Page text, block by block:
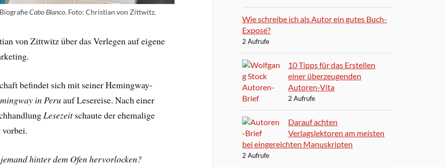
Cabo Blanco. Foto: Christian von Zittwitz.
von Zittwitz über das Verlegen auf eigene
befindet sich mit seiner Hemingway-
in Peruauf Lesereise. Nach einer
Lesezeitschaute der ehemalige
hinter dem Ofen hervorlocken?
Wie schreibe ich als Autor ein gutes Buch-
Exposé?
2 Aufrufe
10 Tipps für das Erstellen
einer überzeugenden
Autoren-Vita
2 Aufrufe
Darauf achten
Verlagslektoren am meisten
bei eingereichten Manuskripten
2 Aufrufe